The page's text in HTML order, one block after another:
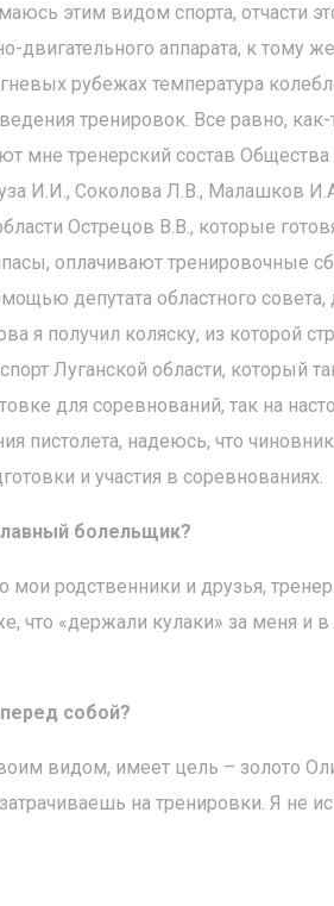
этим видом спорта, отчасти
двигательного аппарата, к тому
рубежах температура
тренировок. Все равно,
мне тренерский состав
И.И., Соколова Л.В., Малашков
Острецов В.В., которые
оплачивают тренировочные
депутата областного совета,
я получил коляску, из которой
Луганской области, который
для соревнований, так на
пистолета, надеюсь, что
и участия в соревнованиях.
болельщик?
родственники и друзья,
что «держали кулаки» за меня и
собой?
видом, имеет цель – золото
на тренировки. Я не